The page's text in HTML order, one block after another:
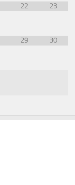
22 23
29 30